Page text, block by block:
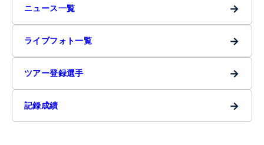
ニュース一覧 →
ライブフォト一覧 →
ツアー登録選手 →
記録成績 →